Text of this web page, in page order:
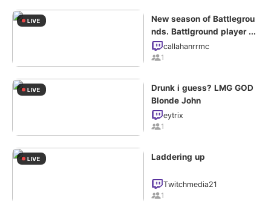
New season of Battlegrou
nds. Battlground player O
nlycallahanrrmc
1
Drunk i guess? LMG GOD
Blonde John
eytrix
1
Laddering up
Twitchmedia21
1